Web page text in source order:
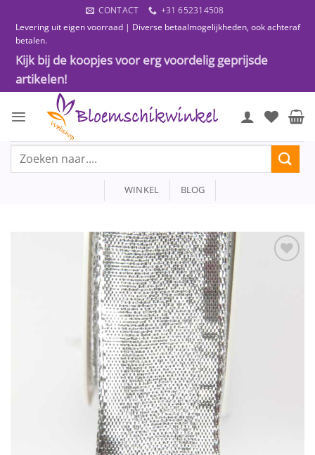
naar
inhoud
CONTACT
+31 652314508
Levering uit eigen voorraad | Diverse betaalmogelijkheden, ook achteraf
betalen.
Kijk bij de koopjes voor erg voordelig geprijsde
artikelen!
Zoeken
WINKEL BLOG